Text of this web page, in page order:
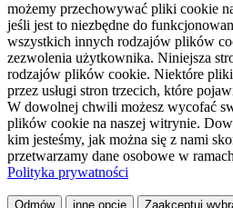
możemy przechowywać pliki cookie
jeśli jest to niezbędne do
wszystkich innych rodzajów plików
zezwolenia użytkownika. Niniejsza
rodzajów plików cookie. Niektóre pliki
przez usługi stron trzecich, które
W dowolnej chwili możesz wycofać
plików cookie na naszej witrynie.
kim jesteśmy, jak można się z nami
przetwarzamy dane osobowe w
Polityka prywatności
Odmów inne opcje Zaakceptuj